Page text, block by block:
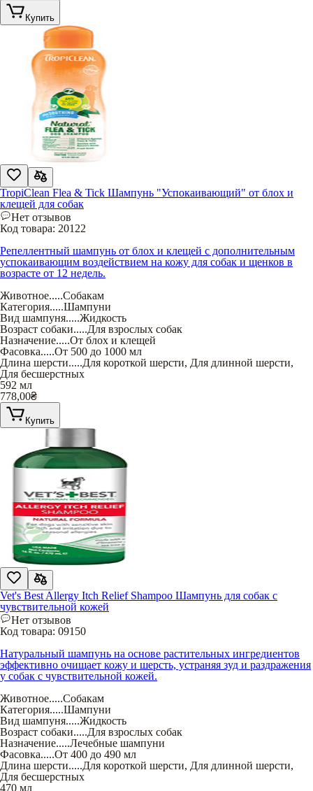
Купить
TropiClean Flea & Tick Шампунь "Успокаивающий" от блох и
клещей для собак
Нет отзывов
Код товара: 20122
Репеллентный шампунь от блох и клещей с дополнительным
успокаивающим воздействием на кожу для собак и щенков в
возрасте от 12 недель.
Животное.....Собакам
Категория.....Шампуни
Вид шампуня.....Жидкость
Возраст собаки.....Для взрослых собак
Назначение.....От блох и клещей
Фасовка.....От 500 до 1000 мл
Длина шерсти.....Для короткой шерсти, Для длинной шерсти,
Для бесшерстных
592 мл
778,00₴
Купить
Vet's Best Allergy Itch Relief Shampoo Шампунь для собак с
чувствительной кожей
Нет отзывов
Код товара: 09150
Натуральный шампунь на основе растительных ингредиентов
эффективно очищает кожу и шерсть, устраняя зуд и раздражения
у собак с чувствительной кожей.
Животное.....Собакам
Категория.....Шампуни
Вид шампуня.....Жидкость
Возраст собаки.....Для взрослых собак
Назначение.....Лечебные шампуни
Фасовка.....От 400 до 490 мл
Длина шерсти.....Для короткой шерсти, Для длинной шерсти,
Для бесшерстных
470 мл